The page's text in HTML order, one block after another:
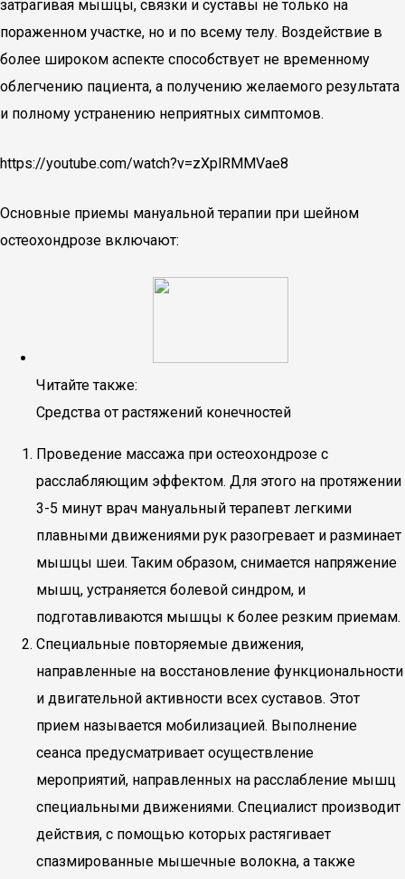
затрагивая мышцы, связки и суставы не только на
пораженном участке, но и по всему телу. Воздействие в
более широком аспекте способствует не временному
облегчению пациента, а получению желаемого результата
и полному устранению неприятных симптомов.
https://youtube.com/watch?v=zXplRMMVae8
Основные приемы мануальной терапии при шейном
остеохондрозе включают:
Читайте также:
Средства от растяжений конечностей
Проведение массажа при остеохондрозе с
расслабляющим эффектом. Для этого на протяжении
3-5 минут врач мануальный терапевт легкими
плавными движениями рук разогревает и разминает
мышцы шеи. Таким образом, снимается напряжение
мышц, устраняется болевой синдром, и
подготавливаются мышцы к более резким приемам.
Специальные повторяемые движения,
направленные на восстановление функциональности
и двигательной активности всех суставов. Этот
прием называется мобилизацией. Выполнение
сеанса предусматривает осуществление
мероприятий, направленных на расслабление мышц
специальными движениями. Специалист производит
действия, с помощью которых растягивает
спазмированные мышечные волокна, а также